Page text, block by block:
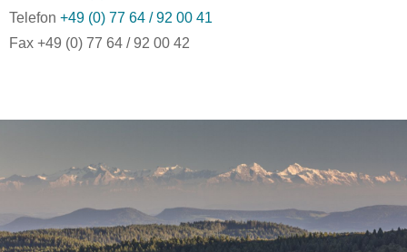
Telefon +49 (0) 77 64 / 92 00 41
Fax +49 (0) 77 64 / 92 00 42